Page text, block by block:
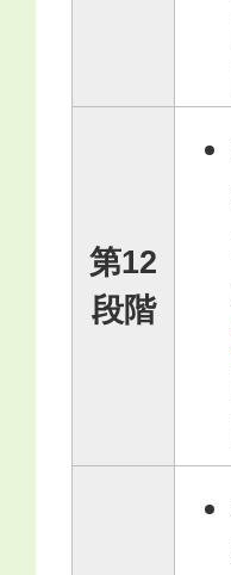
第12
段階